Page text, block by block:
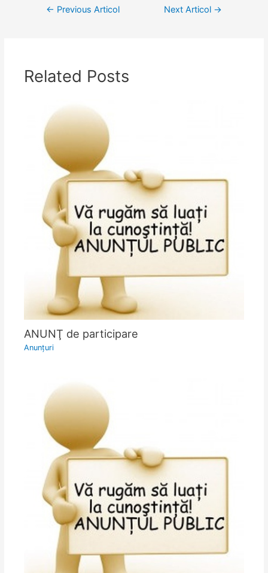
Navigare
← Previous Articol Next Articol →
Related Posts
ANUNŢ de participare
Anunţuri